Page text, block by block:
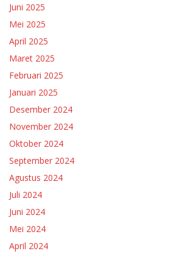
Juni 2025
Mei 2025
April 2025
Maret 2025
Februari 2025
Januari 2025
Desember 2024
November 2024
Oktober 2024
September 2024
Agustus 2024
Juli 2024
Juni 2024
Mei 2024
April 2024